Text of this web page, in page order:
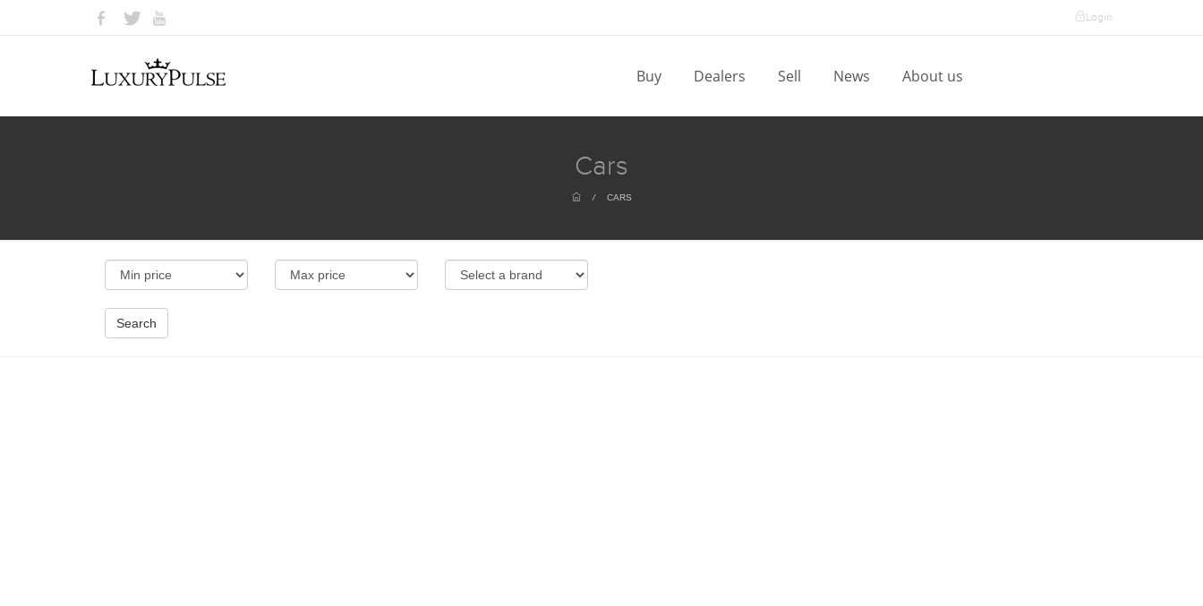
Login
Buy Dealers Sell News About us
Cars
/ CARS
Search